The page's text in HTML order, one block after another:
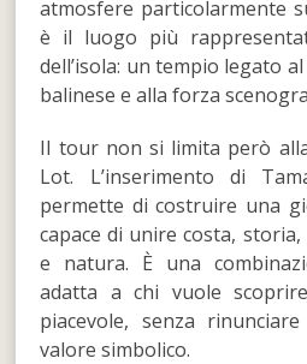
atmosfere particolarmente
è il luogo più
dell’isola: un tempio legato
balinese e alla forza
Il tour non si limita però
Lot. L’inserimento di
permette di costruire una
capace di unire costa,
e natura. È una
adatta a chi vuole
piacevole, senza
valore simbolico.